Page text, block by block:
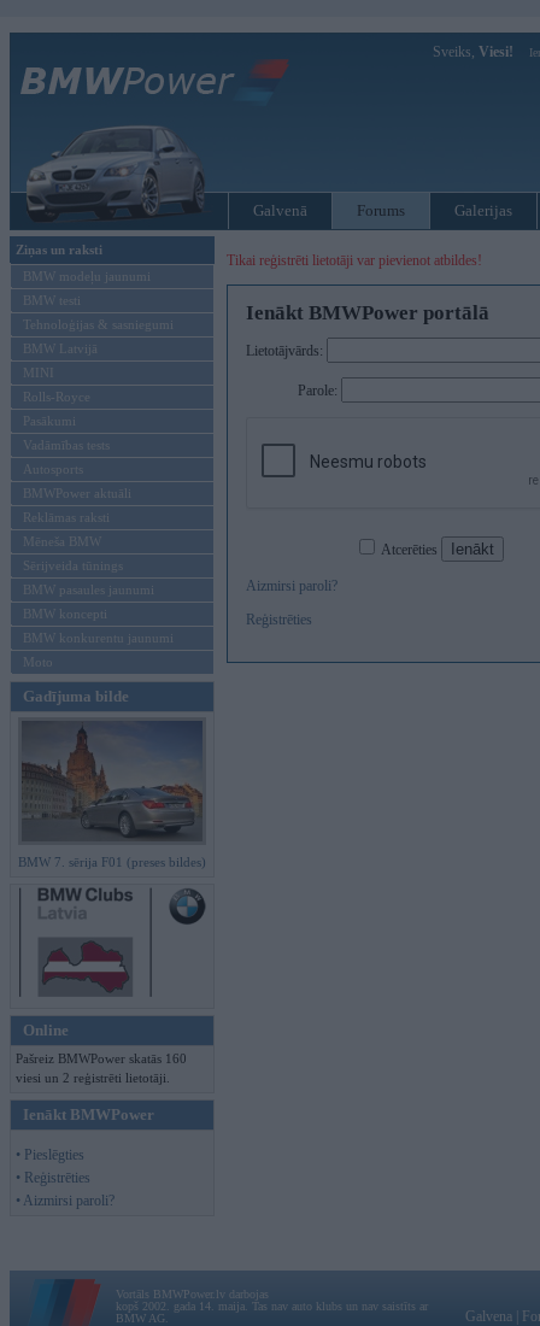
Sveiks, Viesi!
Galvenā Forums Galerijas
Ziņas un raksti
BMW modeļu jaunumi
BMW testi
Tehnoloģijas & sasniegumi
BMW Latvijā
MINI
Rolls-Royce
Pasākumi
Vadāmības tests
Autosports
BMWPower aktuāli
Reklāmas raksti
Mēneša BMW
Sērijveida tūnings
BMW pasaules jaunumi
BMW koncepti
BMW konkurentu jaunumi
Moto
Gadījuma bilde
BMW 7. sērija F01 (preses bildes)
Online
Pašreiz BMWPower skatās 160
viesi un 2 reģistrēti lietotāji.
Ienākt BMWPower
• Pieslēgties
• Reģistrēties
• Aizmirsi paroli?
Tikai reģistrēti lietotāji var pievienot atbildes!
Ienākt BMWPower portālā
Lietotājvārds:
Parole:
Atcerēties
Aizmirsi paroli?
Reģistrēties
Vortāls BMWPower.lv darbojas
kopš 2002. gada 14. maija. Tas nav auto klubs un nav saistīts ar
BMW AG.
Galvena